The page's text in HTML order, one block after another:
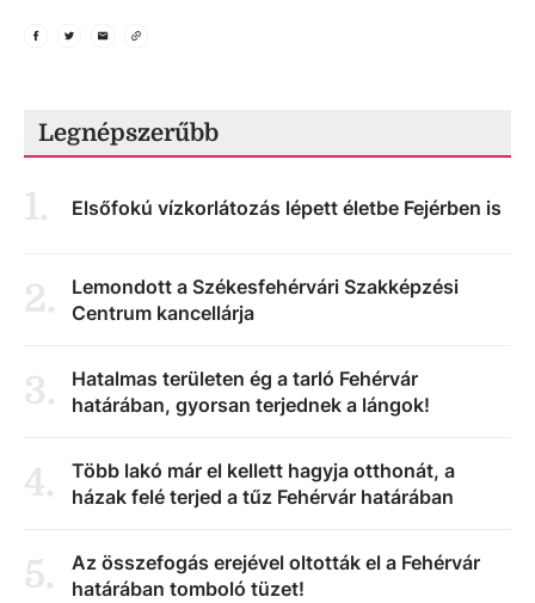
Legnépszerűbb
1. Elsőfokú vízkorlátozás lépett életbe Fejérben is
2.
Lemondott a Székesfehérvári Szakképzési
Centrum kancellárja
3.
Hatalmas területen ég a tarló Fehérvár
határában, gyorsan terjednek a lángok!
4.
Több lakó már el kellett hagyja otthonát, a
házak felé terjed a tűz Fehérvár határában
5.
Az összefogás erejével oltották el a Fehérvár
határában tomboló tüzet!